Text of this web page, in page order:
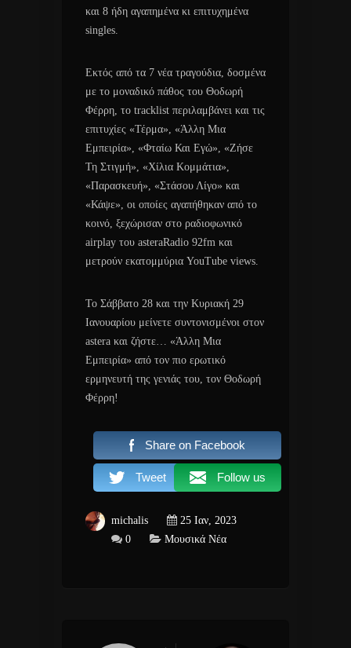
και 8 ήδη αγαπημένα κι επιτυχημένα
singles.
Εκτός από τα 7 νέα τραγούδια, δοσμένα
με το μοναδικό πάθος του Θοδωρή
Φέρρη, το tracklist περιλαμβάνει και τις
επιτυχίες «Τέρμα», «Άλλη Μια
Εμπειρία», «Φταίω Και Εγώ», «Ζήσε
Τη Στιγμή», «Χίλια Κομμάτια»,
«Παρασκευή», «Στάσου Λίγο» και
«Κάψε», οι οποίες αγαπήθηκαν από το
κοινό, ξεχώρισαν στο ραδιοφωνικό
airplay του asteraRadio 92fm και
μετρούν εκατομμύρια YouTube views.
Το Σάββατο 28 και την Κυριακή 29
Ιανουαρίου μείνετε συντονισμένοι στον
astera και ζήστε… «Άλλη Μια
Εμπειρία» από τον πιο ερωτικό
ερμηνευτή της γενιάς του, τον Θοδωρή
Φέρρη!
Share on Facebook
Tweet Follow us
michalis
25 Ιαν, 2023
0
Μουσικά Νέα